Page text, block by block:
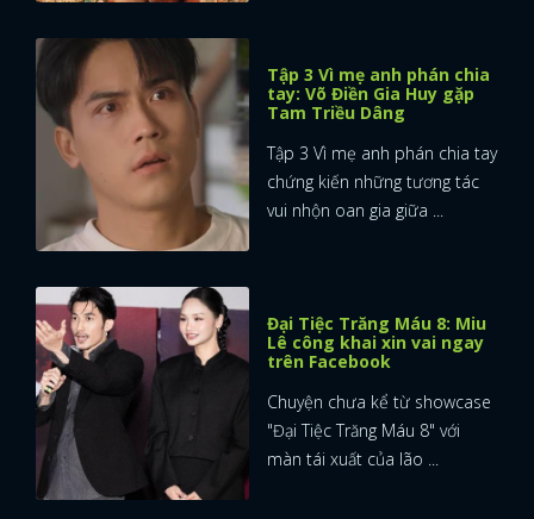
Tập 3 Vì mẹ anh phán chia
tay: Võ Điền Gia Huy gặp
Tam Triều Dâng
Tập 3 Vì mẹ anh phán chia tay
chứng kiến những tương tác
vui nhộn oan gia giữa ...
Đại Tiệc Trăng Máu 8: Miu
Lê công khai xin vai ngay
trên Facebook
Chuyện chưa kể từ showcase
"Đại Tiệc Trăng Máu 8" với
màn tái xuất của lão ...